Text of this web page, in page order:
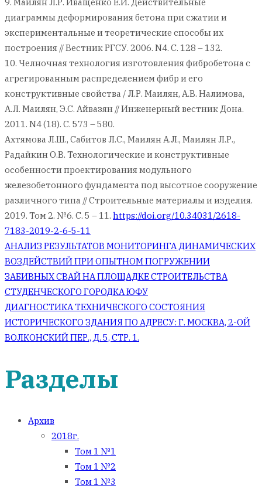
диаграммы деформирования бетона при сжатии и
экспериментальные и теоретические способы их
построения // Вестник РГСУ. 2006. N4. С. 128 – 132.
10. Челночная технология изготовления фибробетона с
агрегированным распределением фибр и его
конструктивные свойства / Л.Р. Маилян, А.В. Налимова,
А.Л. Маилян, Э.С. Айвазян // Инженерный вестник Дона.
2011. N4 (18). С. 573 – 580.
Ахтямова Л.Ш., Сабитов Л.С., Маилян А.Л., Маилян Л.Р.,
Радайкин О.В. Технологические и конструктивные
особенности проектирования модульного
железобетонного фундамента под высотное сооружение
различного типа // Строительные материалы и изделия.
2019. Том 2. №6. С. 5 – 11. https://doi.org/10.34031/2618-
7183-2019-2-6-5-11
Навигация
по
записям
АНАЛИЗ РЕЗУЛЬТАТОВ МОНИТОРИНГА ДИНАМИЧЕСКИХ
ВОЗДЕЙСТВИЙ ПРИ ОПЫТНОМ ПОГРУЖЕНИИ
ЗАБИВНЫХ СВАЙ НА ПЛОЩАДКЕ СТРОИТЕЛЬСТВА
СТУДЕНЧЕСКОГО ГОРОДКА ЮФУ
ДИАГНОСТИКА ТЕХНИЧЕСКОГО СОСТОЯНИЯ
ИСТОРИЧЕСКОГО ЗДАНИЯ ПО АДРЕСУ: Г. МОСКВА, 2-ОЙ
ВОЛКОНСКИЙ ПЕР., Д. 5, СТР. 1.
Разделы
Архив
2018г.
Том 1 №1
Том 1 №2
Том 1 №3